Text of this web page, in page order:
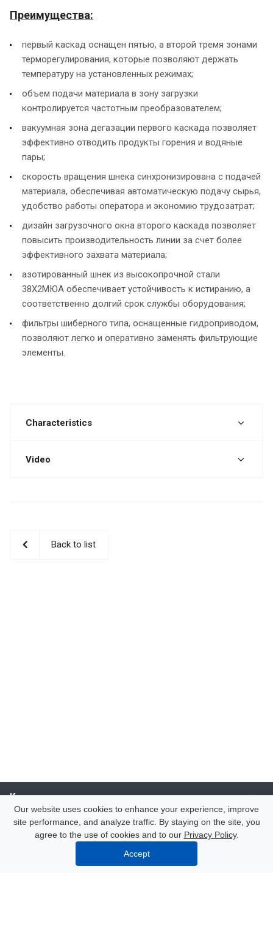
Преимущества:
первый каскад оснащен пятью, а второй тремя зонами
терморегулирования, которые позволяют держать
температуру на установленных режимах;
объем подачи материала в зону загрузки
контролируется частотным преобразователем;
вакуумная зона дегазации первого каскада позволяет
эффективно отводить продукты горения и водяные
пары;
скорость вращения шнека синхронизирована с подачей
материала, обеспечивая автоматическую подачу сырья,
удобство работы оператора и экономию трудозатрат;
дизайн загрузочного окна второго каскада позволяет
повысить производительность линии за счет более
эффективного захвата материала;
азотированный шнек из высокопрочной стали
38X2МЮА обеспечивает устойчивость к истиранию, а
соответственно долгий срок службы оборудования;
фильтры шиберного типа, оснащенные гидроприводом,
позволяют легко и оперативно заменять фильтрующие
элементы.
Characteristics
Video
Back to list
Компания
Каталог
Our website uses cookies to enhance your experience, improve
site performance, and analyze traffic. By staying on the site, you
agree to the use of cookies and to our Privacy Policy.
Accept